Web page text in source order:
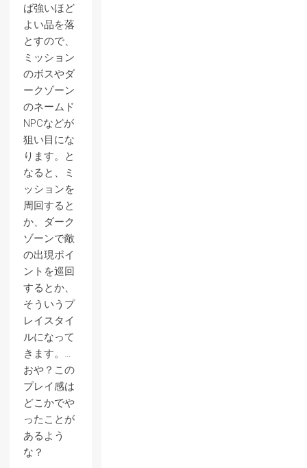
ば強いほど
よい品を落
とすので、
ミッション
のボスやダ
ークゾーン
のネームド
NPCなどが
狙い目にな
ります。と
なると、ミ
ッションを
周回すると
か、ダーク
ゾーンで敵
の出現ポイ
ントを巡回
するとか、
そういうプ
レイスタイ
ルになって
きます。…
おや？この
プレイ感は
どこかでや
ったことが
あるよう
な？